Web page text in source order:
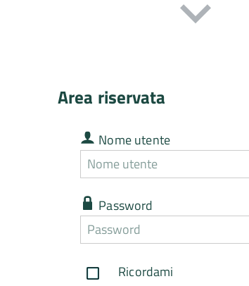
Area riservata
Nome
utente
Nome utente
Password
Password
Ricordami